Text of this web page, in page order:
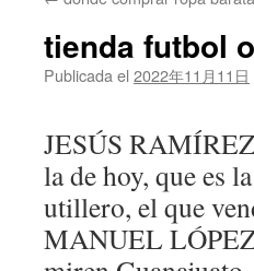
tienda futbol
Publicada el 2022年11月11日
JESÚS
la de hoy, que es
utillero, el que
MANUEL